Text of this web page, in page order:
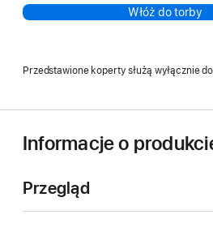
Włóż do torby
Przedstawione koperty służą wyłącznie
Informacje o
Przegląd